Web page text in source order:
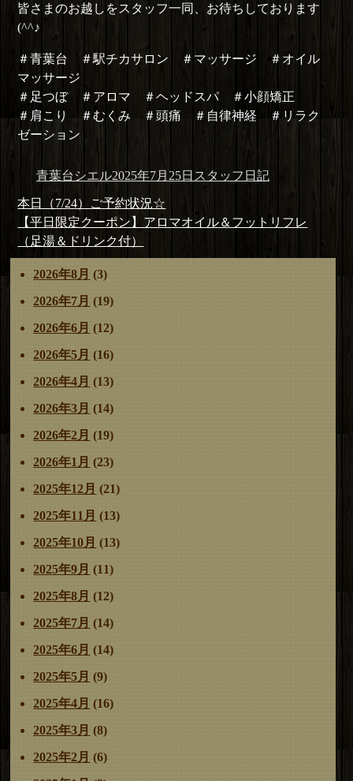
皆さまのお越しをスタッフ一同、お待ちしております
(^^♪
＃青葉台 ＃駅チカサロン ＃マッサージ ＃オイル
マッサージ
＃足つぼ ＃アロマ ＃ヘッドスパ ＃小顔矯正
＃肩こり ＃むくみ ＃頭痛 ＃自律神経 ＃リラク
ゼーション
投
者
青葉台シエル投
日:
2025年7月25日 カ
リ
スタッフ日記
投
稿
ナ
ビ
ゲ
ー
ョ
ン
前
の
投
稿:
本日（7/24）ご予約状況☆
次
の
投
稿:
【平日限定クーポン】アロマオイル＆フットリフレ
（足湯＆ドリンク付）
2026年8月 (3)
2026年7月 (19)
2026年6月 (12)
2026年5月 (16)
2026年4月 (13)
2026年3月 (14)
2026年2月 (19)
2026年1月 (23)
2025年12月 (21)
2025年11月 (13)
2025年10月 (13)
2025年9月 (11)
2025年8月 (12)
2025年7月 (14)
2025年6月 (14)
2025年5月 (9)
2025年4月 (16)
2025年3月 (8)
2025年2月 (6)